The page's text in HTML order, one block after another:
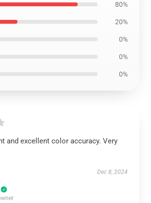
80%
20%
0%
0%
0%
and excellent color accuracy. Very
Dec 8, 2024